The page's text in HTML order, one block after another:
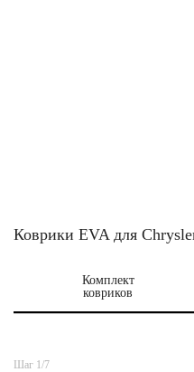
Коврики EVA для
Комплект
ковриков
Шаг 1/7